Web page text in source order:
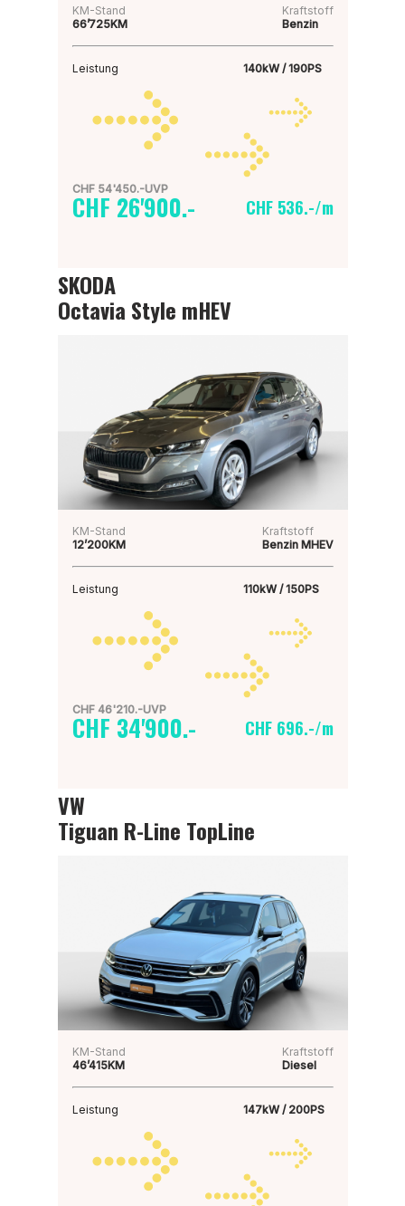
KM-Stand
66’725KM
Kraftstoff
Benzin
Leistung 140kW / 190PS
CHF 54'450.-UVP
CHF 26'900.- CHF 536.-/m
SKODA
Octavia Style mHEV
KM-Stand
12’200KM
Kraftstoff
Benzin MHEV
Leistung 110kW / 150PS
CHF 46'210.-UVP
CHF 34'900.- CHF 696.-/m
VW
Tiguan R-Line TopLine
KM-Stand
46’415KM
Kraftstoff
Diesel
Leistung 147kW / 200PS